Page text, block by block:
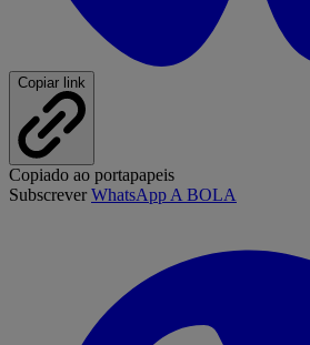
Copiar link
Copiado ao portapapeis
SubscreverWhatsApp A BOLA